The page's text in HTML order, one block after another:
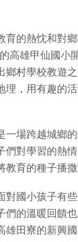
育的熱忱和對
高雄甲仙國小
鄉村學校教遊
理，用有趣的
一場跨越城鄉
們對學習的熱
育的種子播撒
對國小孩子有
的溫暖回饋
雄田寮的新興